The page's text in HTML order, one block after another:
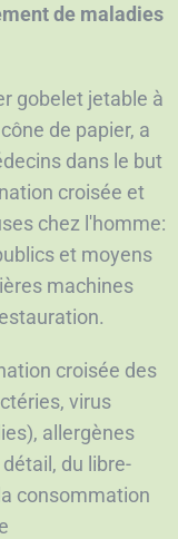
de maladies
gobelet jetable à
de papier, a
dans le but
croisée et
chez l'homme:
et moyens
machines
croisée des
virus
allergènes
du libre-
consommation